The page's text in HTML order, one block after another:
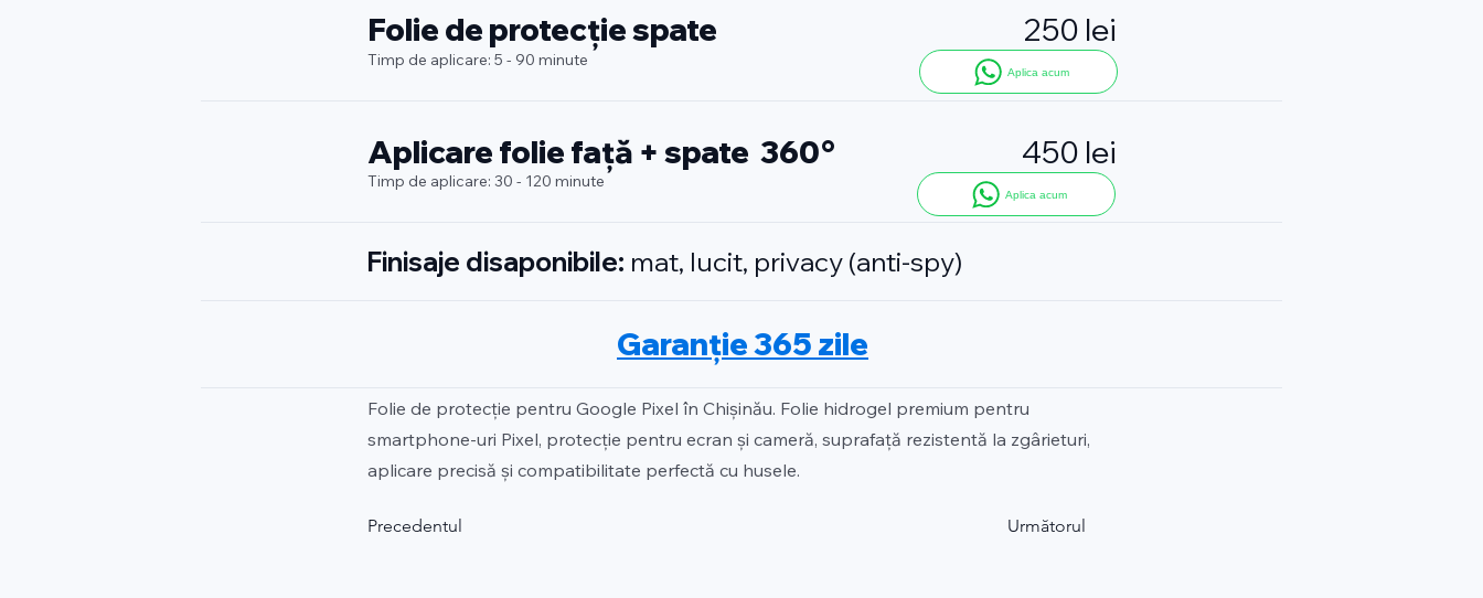
250 lei
Folie de protecție spate
Timp de aplicare: 5 - 90 minute
Aplica acum
Aplicare folie față + spate 360°
Aplica acum
450 lei
Timp de aplicare: 30 - 120 minute
Finisaje disaponibile: mat, lucit, privacy (anti-spy)
Garanție 365 zile
Folie de protecție pentru Google Pixel în Chișinău. Folie hidrogel premium pentru
smartphone-uri Pixel, protecție pentru ecran și cameră, suprafață rezistentă la zgârieturi,
aplicare precisă și compatibilitate perfectă cu husele.
Precedentul Următorul